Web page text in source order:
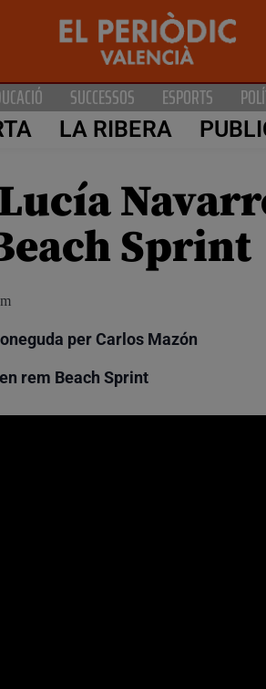
SUCCESSOS ESPORTS
LA RIBERA
Sprint
per Carlos Mazón
rem Beach Sprint